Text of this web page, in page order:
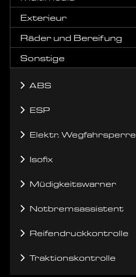
Exterieur
Räder und Bereifung
Sonstige
ABS
ESP
Elektr. Wegfahrsperre
Isofix
Müdigkeitswarner
Notbremsassistent
Reifendruckkontrolle
Traktionskontrolle